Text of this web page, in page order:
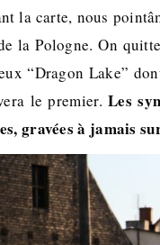
la carte, nous
la Pologne. On
“Dragon Lake”
le premier.Les
gravées à jamais